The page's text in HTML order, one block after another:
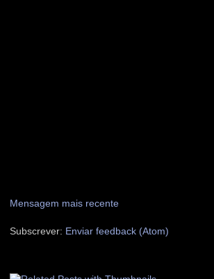
Mensagem mais recente
Subscrever: Enviar feedback (Atom)